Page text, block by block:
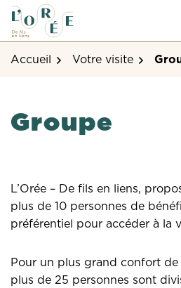
Gestion des traceurs
Aller
la
navigation
Aller
au
contenu
Aller
au
pied
deAccueil Votre visite
Groupe
L’Orée – De fils en liens,
plus de 10 personnes de
préférentiel pour accéder à la
Pour un plus grand confort
plus de 25 personnes sont